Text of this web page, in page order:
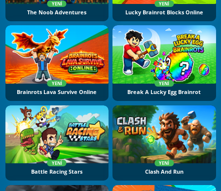
YENI
The Noob Adventures
YENI
Lucky Brainrot Blocks Online
YENI
Brainrots Lava Survive Online
YENI
Break A Lucky Egg Brainrot
YENI
Battle Racing Stars
YENI
Clash And Run